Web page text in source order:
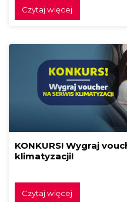
Czytaj więcej
KONKURS! Wygraj
klimatyzacji!
Czytaj więcej